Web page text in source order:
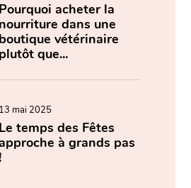
Pourquoi acheter la
nourriture dans une
boutique vétérinaire
plutôt que...
13 mai 2025
Le temps des Fêtes
à grands pas